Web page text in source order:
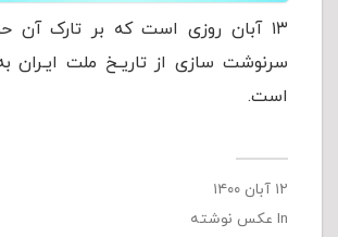
۱۳ آبان روزی است که بر تارک آن
سرنوشت سازی از تاریـخ ملت ایـران
است.
۱۲ آبان ۱۴۰۰
In عکس نوشته